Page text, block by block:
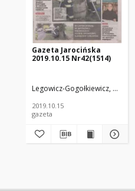
Gazeta Jarocińska
2019.10.15 Nr42(1514)
Legowicz-Gogołkiewicz, Anna.
2019.10.15
gazeta